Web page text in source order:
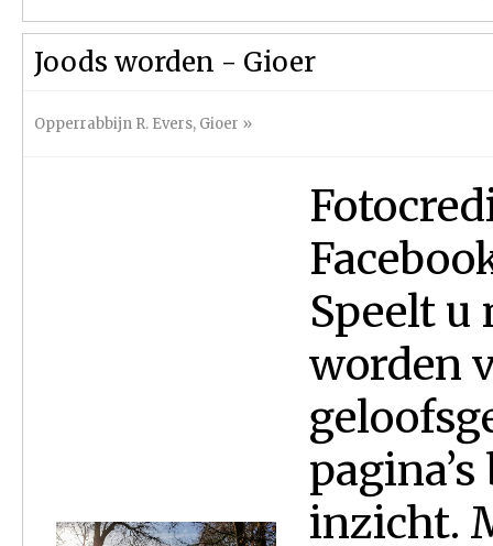
Joods worden - Gioer
Opperrabbijn R. Evers, Gioer »
Speelt u
worden
inzicht.